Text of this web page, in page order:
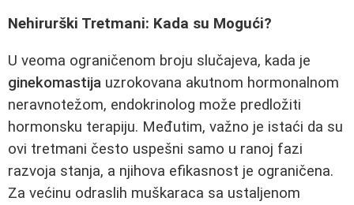
Nehirurški Tretmani: Kada su Mogući?
U veoma ograničenom broju slučajeva, kada je
ginekomastija uzrokovana akutnom hormonalnom
neravnotežom, endokrinolog može predložiti
hormonsku terapiju. Međutim, važno je istaći da su
ovi tretmani često uspešni samo u ranoj fazi
razvoja stanja, a njihova efikasnost je ograničena.
Za većinu odraslih muškaraca sa ustaljenom